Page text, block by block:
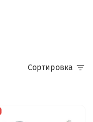
Сортировка